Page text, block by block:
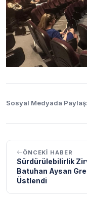
Sosyal Medyada Paylaş:
Bağlantı kopyalandı!
ÖNCEKI HABER
Sürdürülebilirlik
Batuhan Aysan
Üstlendi